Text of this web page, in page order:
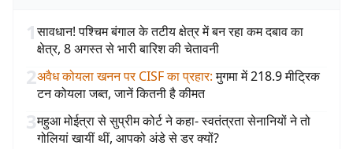
1सावधान! पश्चिम बंगाल के तटीय क्षेत्र में बन रहा कम दबाव का
क्षेत्र, 8 अगस्त से भारी बारिश की चेतावनी
2अवैध कोयला खनन पर CISF का प्रहार: मुगमा में 218.9 मीट्रिक
टन कोयला जब्त, जानें कितनी है कीमत
3महुआ मोईत्रा से सुप्रीम कोर्ट ने कहा- स्वतंत्रता सेनानियों ने तो
गोलियां खायीं थीं, आपको अंडे से डर क्यों?